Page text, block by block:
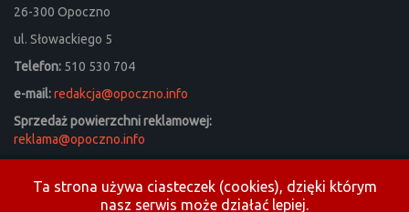
26-300 Opoczno
ul. Słowackiego 5
Telefon: 510 530 704
e-mail:redakcja@opoczno.info
Sprzedaż powierzchni reklamowej:
reklama@opoczno.info
listy_do_redakcji@opoczno.info
Ta strona używa ciasteczek (cookies), dzięki którym
nasz serwis może działać lepiej.